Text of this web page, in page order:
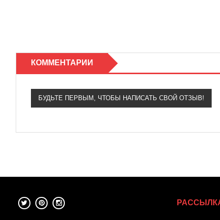
КОММЕНТАРИИ
БУДЬТЕ ПЕРВЫМ, ЧТОБЫ НАПИСАТЬ СВОЙ ОТЗЫВ!